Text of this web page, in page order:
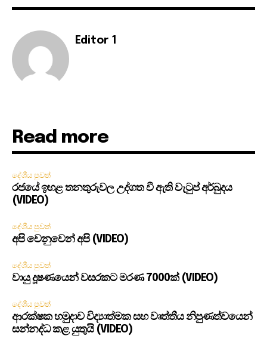
Editor 1
Read more
දේශීය පුවත්
රජයේ ඉහළ තනතුරුවල උද්ගත වී ඇති වැටුප් අර්බුදය
(VIDEO)
දේශීය පුවත්
අපි වෙනුවෙන් අපි (VIDEO)
දේශීය පුවත්
වායු දූෂණයෙන් වසරකට මරණ 7000ක් (VIDEO)
දේශීය පුවත්
ආරක්ෂක හමුදාව විද්‍යාත්මක සහ වෘත්තීය නිපුණත්වයෙන්
සන්නද්ධ කළ යුතුයි (VIDEO)